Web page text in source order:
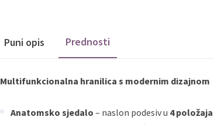
Puni opis Prednosti
Multifunkcionalna hranilica s modernim dizajnom
Anatomsko sjedalo – naslon podesiv u 4 položaja